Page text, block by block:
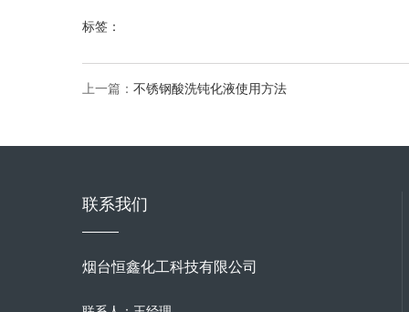
标签：
上一篇： 不锈钢酸洗钝化液使用方法
联系我们
烟台恒鑫化工科技有限公司